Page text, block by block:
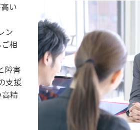
い
ン
相
障害
支援
精